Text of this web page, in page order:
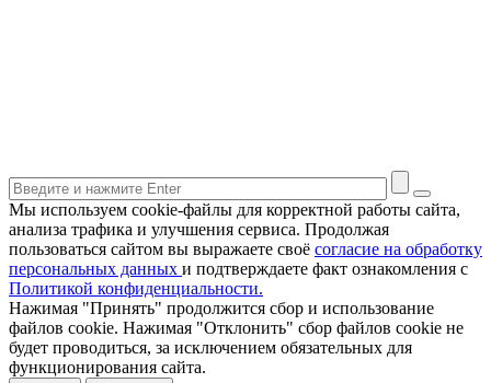
Мы используем cookie-файлы для корректной работы сайта,
анализа трафика и улучшения сервиса. Продолжая
пользоваться сайтом вы выражаете своё согласие на обработку
персональных данных и подтверждаете факт ознакомления с
Политикой конфиденциальности.
Нажимая "Принять" продолжится сбор и использование
файлов cookie. Нажимая "Отклонить" сбор файлов cookie не
будет проводиться, за исключением обязательных для
функционирования сайта.